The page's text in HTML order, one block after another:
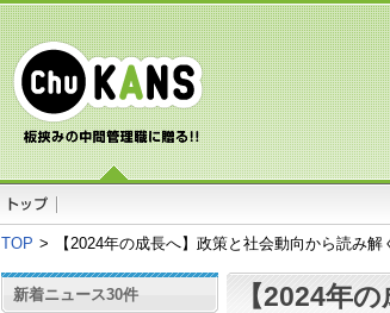
TOP > 【2024年の成長へ】政策と社会動向から読み
新着ニュース30件
【2024年